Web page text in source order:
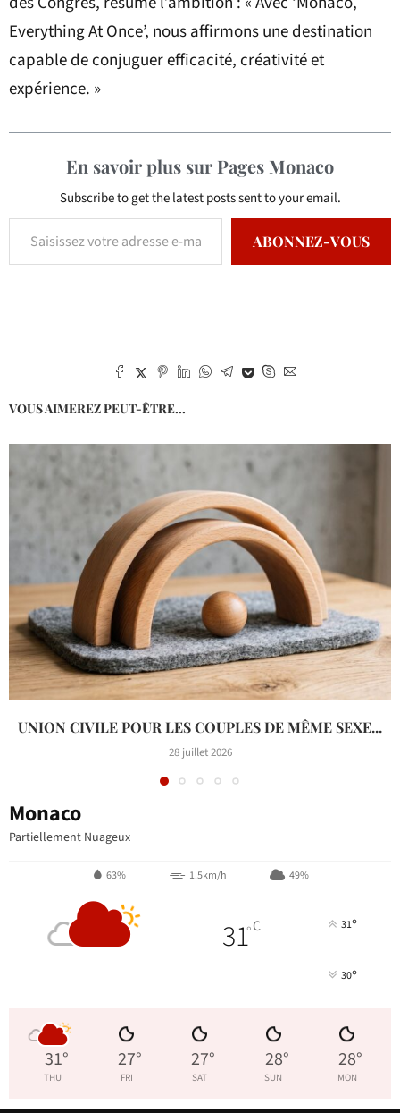
Everything At Once’, nous affirmons une destination
capable de conjuguer efficacité, créativité et
expérience. »
En savoir plus sur Pages Monaco
Subscribe to get the latest posts sent to your email.
ABONNEZ-VOUS
VOUS AIMEREZ PEUT-ÊTRE...
UNION CIVILE POUR LES COUPLES DE MÊME SEXE...
28 juillet 2026
Monaco
Partiellement Nuageux
63% 1.5km/h 49%
31°C 31°
30°
31°
THU
27°
FRI
27°
SAT
28°
SUN
28°
MON